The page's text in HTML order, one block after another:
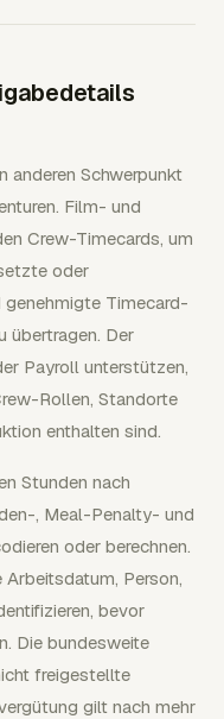
anderen Schwerpunkt
Film- und
Crew-Timecards, um
oder
genehmigte Timecard-
übertragen. Der
Payroll unterstützen,
Rollen, Standorte
enthalten sind.
Stunden nach
, Meal-Penalty- und
oder berechnen.
Person,
bevor
Die bundesweite
freigestellte
gilt nach mehr